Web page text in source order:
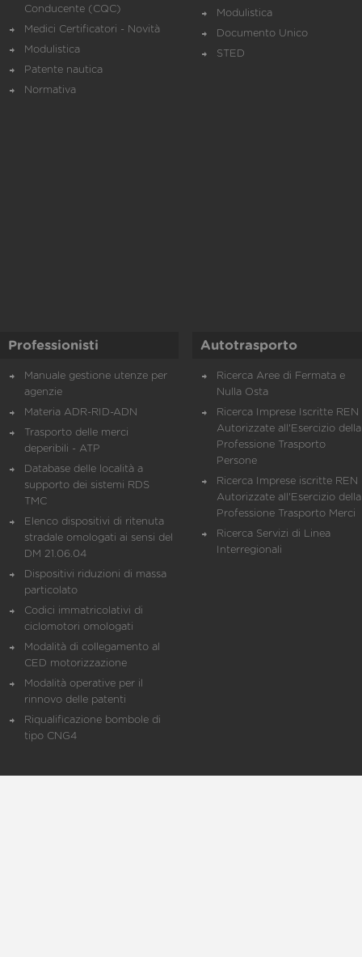
Conducente (CQC)
Medici Certificatori - Novità
Modulistica
Patente nautica
Normativa
Modulistica
Documento Unico
STED
Professionisti
Manuale gestione utenze per
agenzie
Materia ADR-RID-ADN
Trasporto delle merci
deperibili - ATP
Database delle località a
supporto dei sistemi RDS
TMC
Elenco dispositivi di ritenuta
stradale omologati ai sensi del
DM 21.06.04
Dispositivi riduzioni di massa
particolato
Codici immatricolativi di
ciclomotori omologati
Modalità di collegamento al
CED motorizzazione
Modalità operative per il
rinnovo delle patenti
Riqualificazione bombole di
tipo CNG4
Autotrasporto
Ricerca Aree di Fermata e
Nulla Osta
Ricerca Imprese Iscritte REN
Autorizzate all'Esercizio della
Professione Trasporto
Persone
Ricerca Imprese iscritte REN
Autorizzate all'Esercizio della
Professione Trasporto Merci
Ricerca Servizi di Linea
Interregionali